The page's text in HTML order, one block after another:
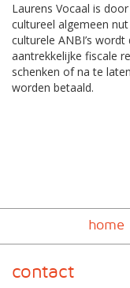
Laurens Vocaal is
cultureel algemeen
culturele ANBI’s
aantrekkelijke fiscale
schenken of na te
worden betaald.
home
contact